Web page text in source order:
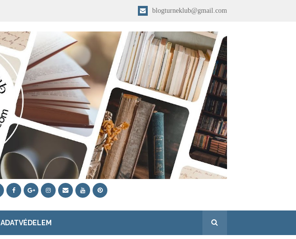
blogturneklub@gmail.com
ADATVÉDELEM